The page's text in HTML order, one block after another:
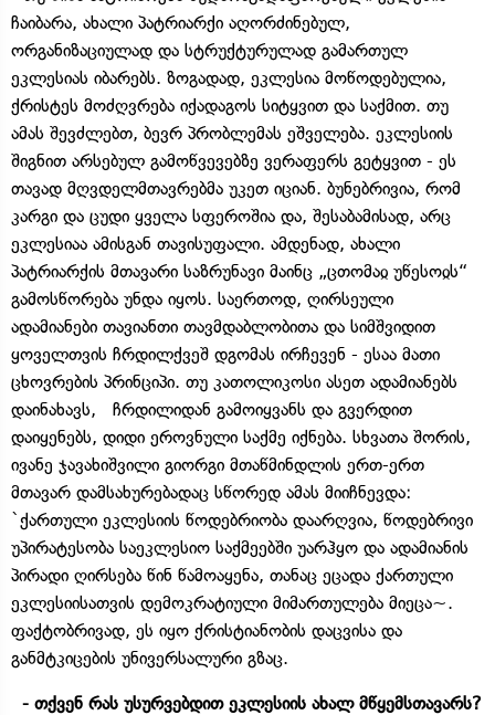
ჩაიბარა, ახალი პატრიარქი აღორძინებულ,
ორგანიზაციულად და სტრუქტურულად გამართულ
ეკლესიას იბარებს. ზოგადად, ეკლესია მოწოდებულია,
ქრისტეს მოძღვრება იქადაგოს სიტყვით და საქმით. თუ
ამას შევძლებთ, ბევრ პრობლემას ეშველება. ეკლესიის
შიგნით არსებულ გამოწვევებზე ვერაფერს გეტყვით - ეს
თავად მღვდელმთავრებმა უკეთ იციან. ბუნებრივია, რომ
კარგი და ცუდი ყველა სფეროშია და, შესაბამისად, არც
ეკლესიაა ამისგან თავისუფალი. ამდენად, ახალი
პატრიარქის მთავარი საზრუნავი მაინც „ცთომაჲ უწესოჲს“
გამოსწორება უნდა იყოს. საერთოდ, ღირსეული
ადამიანები თავიანთი თავმდაბლობითა და სიმშვიდით
ყოველთვის ჩრდილქვეშ დგომას ირჩევენ - ესაა მათი
ცხოვრების პრინციპი. თუ კათოლიკოსი ასეთ ადამიანებს
დაინახავს, ჩრდილიდან გამოიყვანს და გვერდით
დაიყენებს, დიდი ეროვნული საქმე იქნება. სხვათა შორის,
ივანე ჯავახიშვილი გიორგი მთაწმინდლის ერთ-ერთ
მთავარ დამსახურებადაც სწორედ ამას მიიჩნევდა:
`ქართული ეკლესიის წოდებრიობა დაარღვია, წოდებრივი
უპირატესობა საეკლესიო საქმეებში უარჰყო და ადამიანის
პირადი ღირსება წინ წამოაყენა, თანაც ეცადა ქართული
ეკლესიისათვის დემოკრატიული მიმართულება მიეცა~.
ფაქტობრივად, ეს იყო ქრისტიანობის დაცვისა და
განმტკიცების უნივერსალური გზაც.
- თქვენ რას უსურვებდით ეკლესიის ახალ მწყემსთავარს?